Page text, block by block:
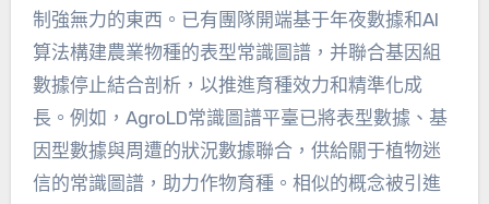
制強無力的東西。已有團隊開端基于年夜數據和AI
算法構建農業物種的表型常識圖譜，并聯合基因組
數據停止結合剖析，以推進育種效力和精準化成
長。例如，AgroLD常識圖譜平臺已將表型數據、基
因型數據與周遭的狀況數據聯合，供給關于植物迷
信的常識圖譜，助力作物育種。相似的概念被引進